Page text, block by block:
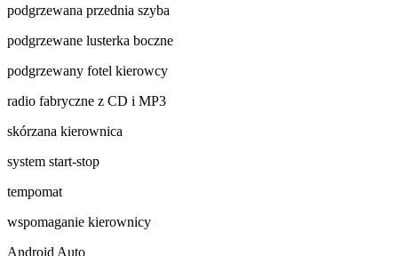
podgrzewana przednia szyba
podgrzewane lusterka boczne
podgrzewany fotel kierowcy
radio fabryczne z CD i MP3
skórzana kierownica
system start-stop
tempomat
wspomaganie kierownicy
Android Auto